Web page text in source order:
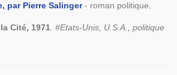
par Pierre Salinger- roman politique.
Cité, 1971 #Etats-Unis, U.S.A., politique